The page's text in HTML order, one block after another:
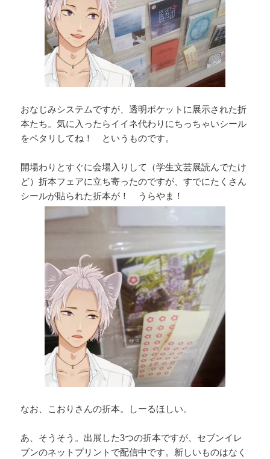
おなじみシステムですが、透明ポケットに展示された折
本たち。気に入ったらイイネ代わりにちっちゃいシール
をペタリしてね！ というものです。
開場わりとすぐに会場入りして（学生文芸展読んでたけ
ど）折本フェアに立ち寄ったのですが、すでにたくさん
シールが貼られた折本が！ うらやま！
なお、こおりさんの折本。しーるほしい。
あ、そうそう。出展した3つの折本ですが、セブンイレ
ブンのネットプリントで配信中です。新しいものはなく